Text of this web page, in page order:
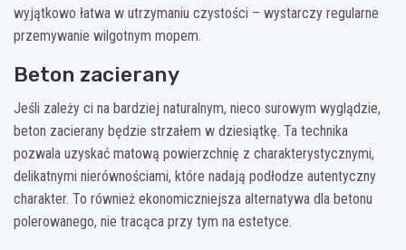
wyjątkowo łatwa w utrzymaniu czystości – wystarczy regularne
przemywanie wilgotnym mopem.
Beton zacierany
Jeśli zależy ci na bardziej naturalnym, nieco surowym wyglądzie,
beton zacierany będzie strzałem w dziesiątkę. Ta technika
pozwala uzyskać matową powierzchnię z charakterystycznymi,
delikatnymi nierównościami, które nadają podłodze autentyczny
charakter. To również ekonomiczniejsza alternatywa dla betonu
polerowanego, nie tracąca przy tym na estetyce.